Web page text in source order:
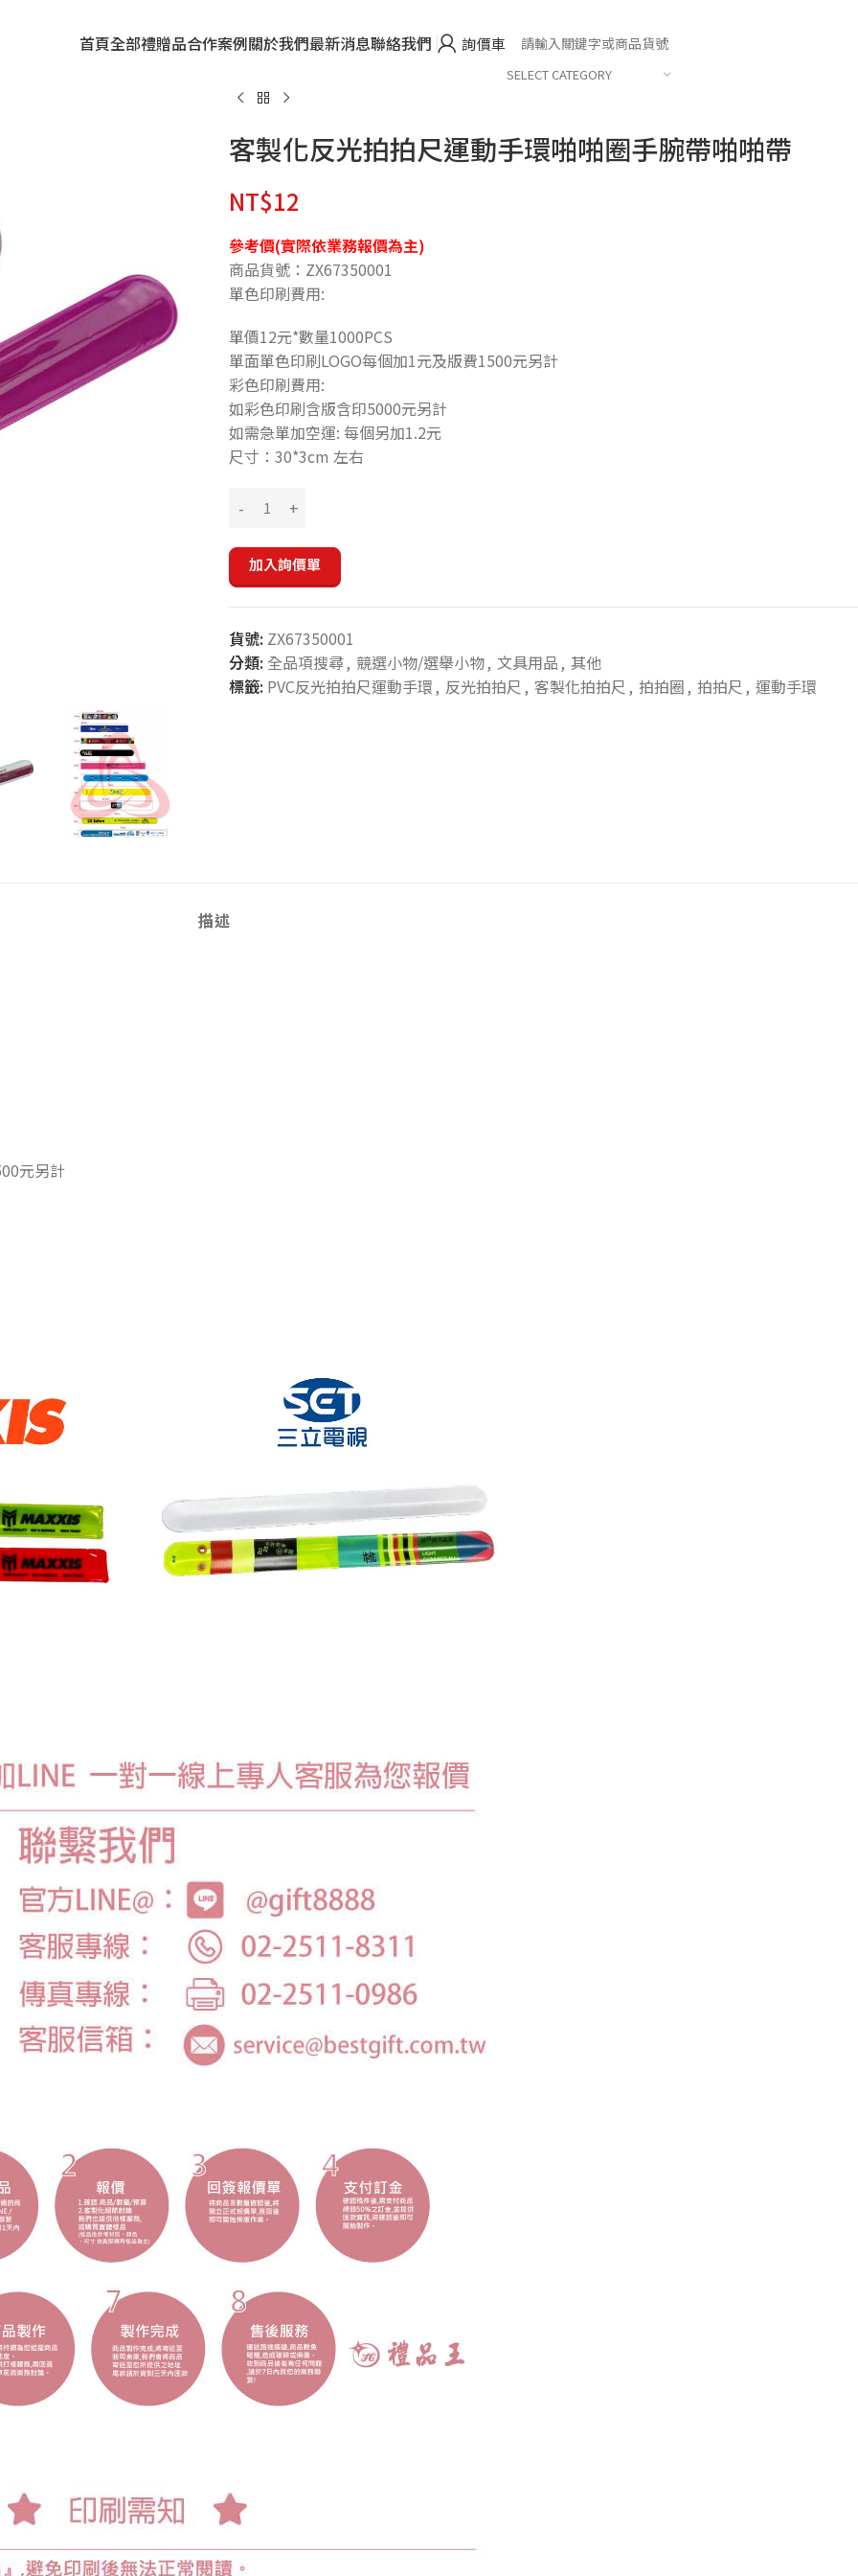
首頁全部禮贈品合作案例關於我們最新消息聯絡我們 詢價車
SELECT CATEGORY
客製化反光拍拍尺運動手環啪啪圈手腕帶啪啪帶
NT$12
參考價(實際依業務報價為主)
商品貨號：ZX67350001
單色印刷費用:
單價12元*數量1000PCS
單面單色印刷LOGO每個加1元及版費1500元另計
彩色印刷費用:
如彩色印刷含版含印5000元另計
如需急單加空運: 每個另加1.2元
尺寸：30*3cm 左右
加入詢價單
貨號: ZX67350001
分類: 全品項搜尋, 競選小物/選舉小物, 文具用品 , 其他
標籤: PVC反光拍拍尺運動手環 , 反光拍拍尺 , 客製化拍拍尺 , 拍拍圈 , 拍拍尺 , 運動手環
描述
元另計